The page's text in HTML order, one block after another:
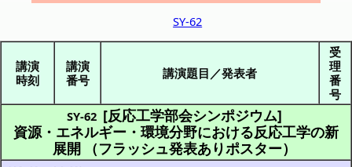
SY-62
講演
時刻
講演
番号
講演題目／発表者
受
理
番
号
SY-62 [反応工学部会シンポジウム]
資源・エネルギー・環境分野における反応工学の新
展開
（フラッシュ発表ありポスター）